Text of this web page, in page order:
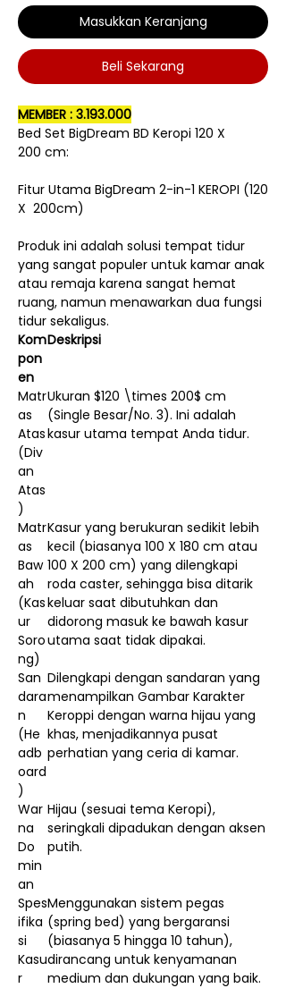
Masukkan Keranjang
Beli Sekarang
MEMBER : 3.193.000
Bed Set BigDream BD Keropi 120 X
200 cm:
Fitur Utama BigDream 2-in-1 KEROPI (120
X 200cm)
Produk ini adalah solusi tempat tidur
yang sangat populer untuk kamar anak
atau remaja karena sangat hemat
ruang, namun menawarkan dua fungsi
tidur sekaligus.
Kom
pon
en
Deskripsi
Matr
as
Atas
(Div
an
Atas
)
Ukuran $120 \times 200$ cm
(Single Besar/No. 3). Ini adalah
kasur utama tempat Anda tidur.
Matr
as
Baw
ah
(Kas
ur
Soro
ng)
Kasur yang berukuran sedikit lebih
kecil (biasanya 100 X 180 cm atau
100 X 200 cm) yang dilengkapi
roda caster, sehingga bisa ditarik
keluar saat dibutuhkan dan
didorong masuk ke bawah kasur
utama saat tidak dipakai.
San
dara
n
(He
adb
oard
)
Dilengkapi dengan sandaran yang
menampilkan Gambar Karakter
Keroppi dengan warna hijau yang
khas, menjadikannya pusat
perhatian yang ceria di kamar.
War
na
Do
min
an
Hijau (sesuai tema Keropi),
seringkali dipadukan dengan aksen
putih.
Spes
ifika
si
Kasu
r
Menggunakan sistem pegas
(spring bed) yang bergaransi
(biasanya 5 hingga 10 tahun),
dirancang untuk kenyamanan
medium dan dukungan yang baik.